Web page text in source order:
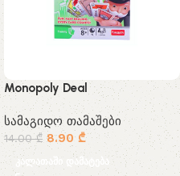
Monopoly Deal
სამაგიდო თამაშები
14.00₾ 8.90₾
კალათაში დამატება